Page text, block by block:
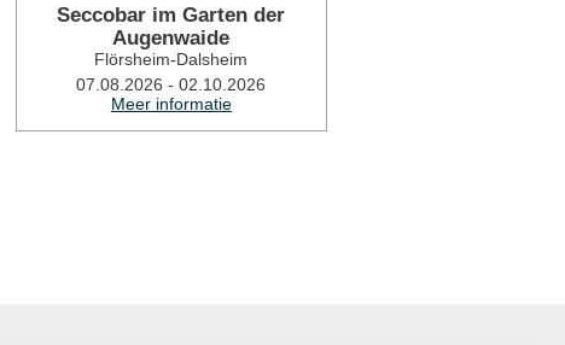
Seccobar im Garten der
Augenwaide
Flörsheim-Dalsheim
07.08.2026 - 02.10.2026
Meer informatie